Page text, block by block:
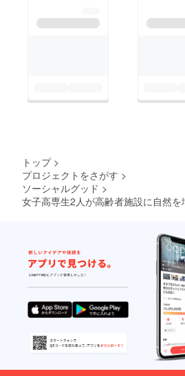
トップ >
プロジェクトをさがす >
ソーシャルグッド >
女子高専生2人が高齢者施設に自然を